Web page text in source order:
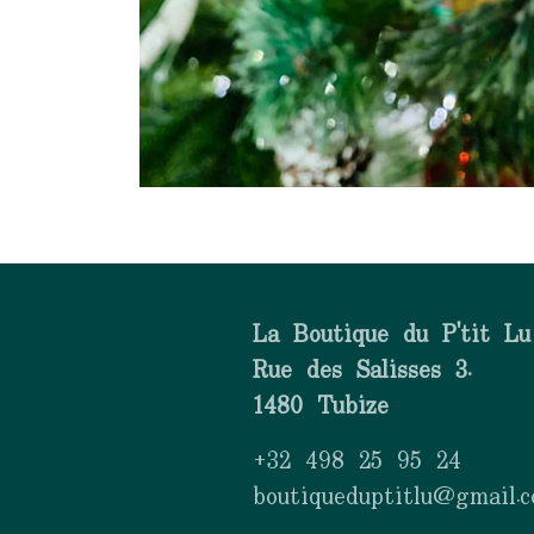
La Boutique du P'tit Lu
Rue des Salisses 3.
1480 Tubize
+32 498 25 95 24